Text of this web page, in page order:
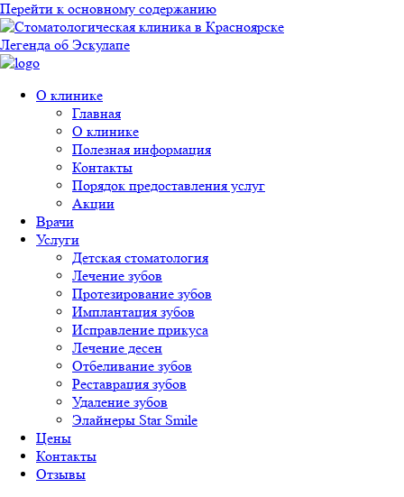
Перейти к основному содержанию
Легенда об Эскулапе
О клинике
Главная
О клинике
Полезная информация
Контакты
Порядок предоставления услуг
Акции
Врачи
Услуги
Детская стоматология
Лечение зубов
Протезирование зубов
Имплантация зубов
Исправление прикуса
Лечение десен
Отбеливание зубов
Реставрация зубов
Удаление зубов
Элайнеры Star Smile
Цены
Контакты
Отзывы